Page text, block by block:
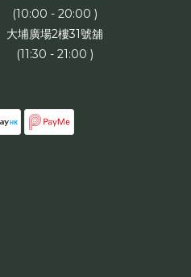
(10:00 - 20:00 )
大埔廣場2樓31號舖
(11:30 - 21:00 )